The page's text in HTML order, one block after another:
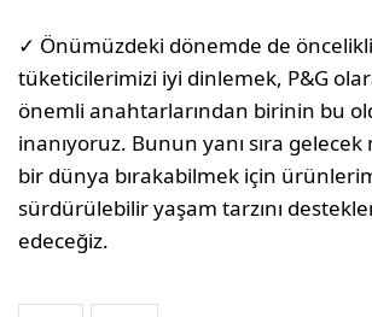
✓ Önümüzdeki dönemde de
tüketicilerimizi iyi dinlemek, P&G
önemli anahtarlarından birinin bu
inanıyoruz. Bunun yanı sıra
bir dünya bırakabilmek için
sürdürülebilir yaşam tarzını
edeceğiz.